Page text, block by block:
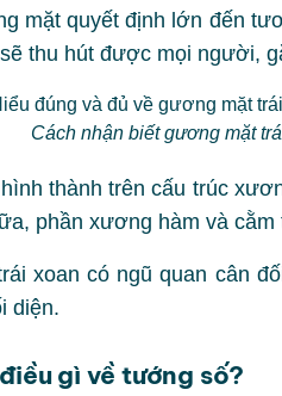
mặt quyết định lớn đến
thu hút được mọi người,
Cách nhận biết gương mặt
thành trên cấu trúc
phần xương hàm và
xoan có ngũ quan cân
diện.
gì về tướng số?